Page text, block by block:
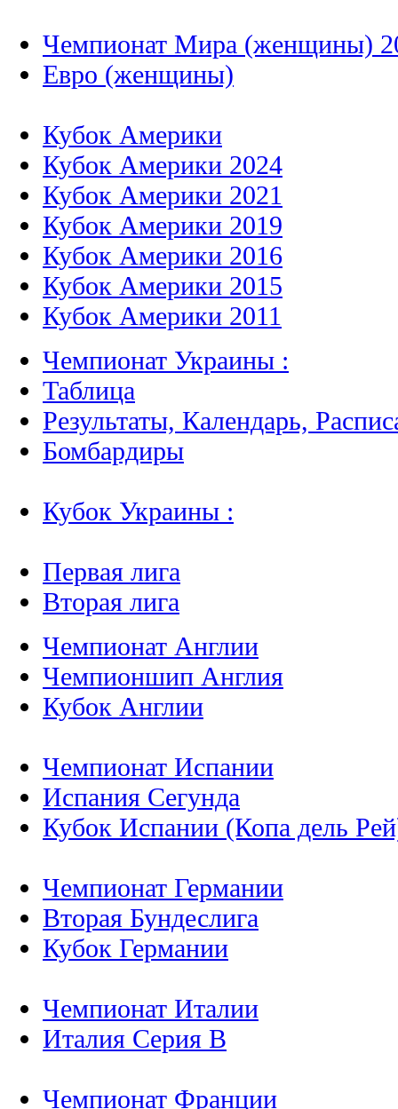
Чемпионат Мира (женщины)
Евро (женщины)
Кубок Америки
Кубок Америки 2024
Кубок Америки 2021
Кубок Америки 2019
Кубок Америки 2016
Кубок Америки 2015
Кубок Америки 2011
Чемпионат Украины :
Таблица
Результаты, Календарь,
Бомбардиры
Кубок Украины :
Первая лига
Вторая лига
Чемпионат Англии
Чемпионшип Англия
Кубок Англии
Чемпионат Испании
Испания Сегунда
Кубок Испании (Копа дель
Чемпионат Германии
Вторая Бундеслига
Кубок Германии
Чемпионат Италии
Италия Серия B
Чемпионат Франции